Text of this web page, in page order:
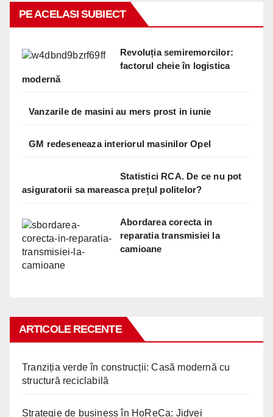
PE ACELASI SUBIECT
Revoluția semiremorcilor:
factorul cheie în logistica
modernă
Vanzarile de masini au mers prost in iunie
GM redeseneaza interiorul masinilor Opel
Statistici RCA. De ce nu pot
asiguratorii sa mareasca prețul politelor?
Abordarea corecta in
reparatia transmisiei la
camioane
ARTICOLE RECENTE
Tranziția verde în construcții: Casă modernă cu
structură reciclabilă
Strategie de business în HoReCa: Jidvei